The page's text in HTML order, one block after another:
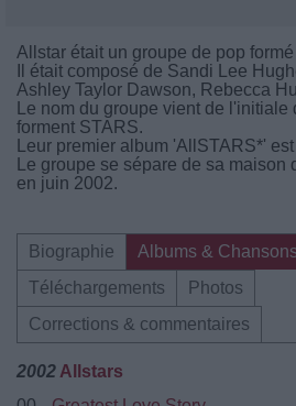
Allstar était un groupe de pop
Il était composé de Sandi Lee
Ashley Taylor Dawson, Rebecca
Le nom du groupe vient de
forment STARS.
Leur premier album 'AllSTARS*'
Le groupe se sépare de sa
en juin 2002.
Biographie
Albums & Chansons
Téléchargements
Photos
Corrections & commentaires
2002 Allstars